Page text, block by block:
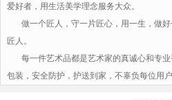
爱好者，用生活美学理念服务大众。
做一个匠人，守一片匠心，用一生，做好
匠人。
每一件艺术品都是艺术家的真诚心和专业
包装，安全防护，护送到家，不辜负每位用户